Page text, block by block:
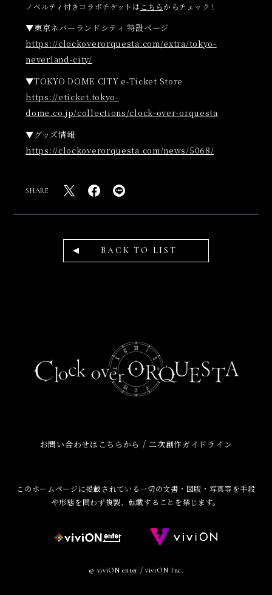
ノベルティ付きコラボチケットはこちらからチェック！
▼東京ネバーランドシティ 特設ページ
https://clockoverorquesta.com/extra/tokyo-
neverland-city/
▼TOKYO DOME CITY e-Ticket Store
https://eticket.tokyo-
dome.co.jp/collections/clock-over-orquesta
▼グッズ情報
https://clockoverorquesta.com/news/5068/
SHARE
BACK TO LIST
お問い合わせはこちらから /二次創作ガイドライン
このホームページに掲載されている一切の文書・図版・写真等を手段
や形態を問わず複製、転載することを禁じます。
© viviON enter / viviON Inc.